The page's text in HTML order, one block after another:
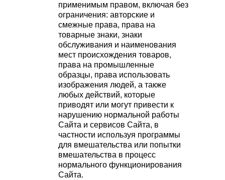
применимым правом, включая без
ограничения: авторские и
смежные права, права на
товарные знаки, знаки
обслуживания и наименования
мест происхождения товаров,
права на промышленные
образцы, права использовать
изображения людей, а также
любых действий, которые
приводят или могут привести к
нарушению нормальной работы
Сайта и сервисов Сайта, в
частности используя программы
для вмешательства или попытки
вмешательства в процесс
нормального функционирования
Сайта.